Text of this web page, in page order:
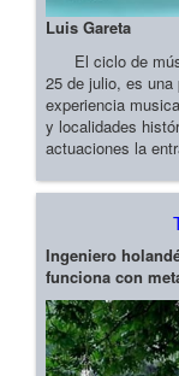
Luis Gareta
El ciclo de
25 de julio, es
experiencia
y localidades
actuaciones la
Ingeniero
funciona con